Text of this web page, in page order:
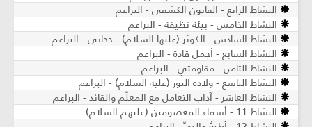
النشاط الرابع - القانون الكشفي - البراعم
النشاط الخامس - بيئة نظيفة - البراعم
النشاط السادس - الكوثر (عليها السلام) - حجابي - البراعم
النشاط السابع - أجمل قادة - البراعم
النشاط الثامن - مقاومتي - البراعم
النشاط التاسع - ولادة النور (عليه السلام) - البراعم
النشاط العاشر - آداب التعامل مع المعلّم والقائد - البراعم
النشاط 11 - أسماء المعصومين (عليهم السلام)